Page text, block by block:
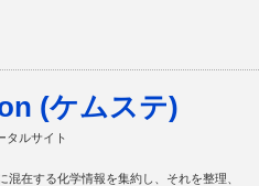
(ケムステ)
タルサイト
在する化学情報を集約し、それを整理、